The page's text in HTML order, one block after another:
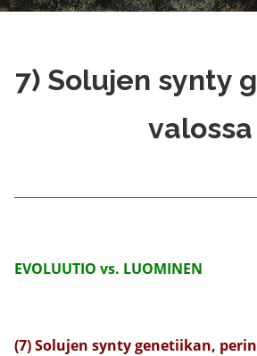
7) Solujen synty
valossa
EVOLUUTIO vs. LUOMINEN
(7) Solujen synty genetiikan,